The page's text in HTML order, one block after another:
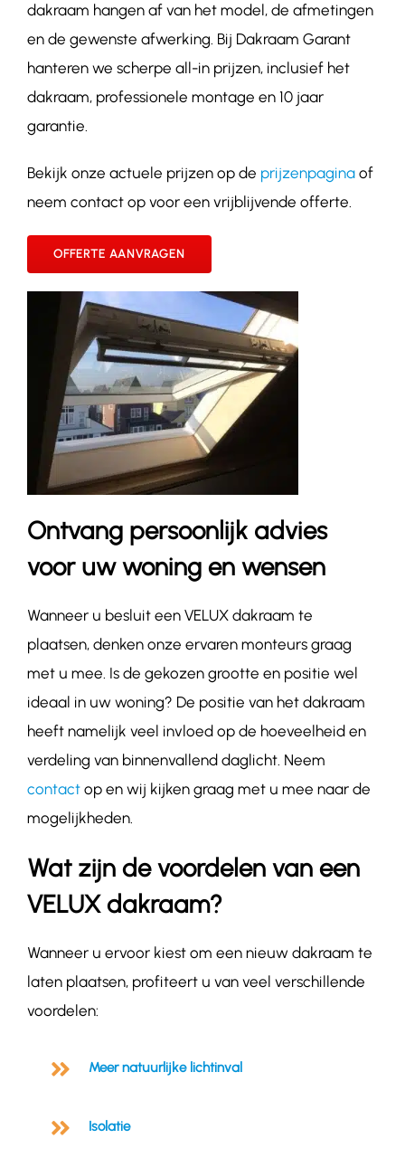
dakraam hangen af van het model, de afmetingen
en de gewenste afwerking. Bij Dakraam Garant
hanteren we scherpe all-in prijzen, inclusief het
dakraam, professionele montage en 10 jaar
garantie.
Bekijk onze actuele prijzen op de prijzenpaginaof
neem contact op voor een vrijblijvende offerte.
OFFERTE AANVRAGEN
Ontvang persoonlijk advies
voor uw woning en wensen
Wanneer u besluit een VELUX dakraam te
plaatsen, denken onze ervaren monteurs graag
met u mee. Is de gekozen grootte en positie wel
ideaal in uw woning? De positie van het dakraam
heeft namelijk veel invloed op de hoeveelheid en
verdeling van binnenvallend daglicht. Neem
contactop en wij kijken graag met u mee naar de
mogelijkheden.
Wat zijn de voordelen van een
VELUX dakraam?
Wanneer u ervoor kiest om een nieuw dakraam te
laten plaatsen, profiteert u van veel verschillende
voordelen:
Meer natuurlijke lichtinval
Isolatie